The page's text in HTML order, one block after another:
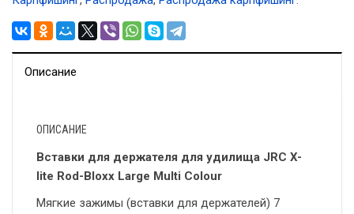
Описание
ОПИСАНИЕ
Вставки для держателя для удилища JRC X-
lite Rod-Bloxx Large Multi Colour
Мягкие зажимы (вставки для держателей) 7